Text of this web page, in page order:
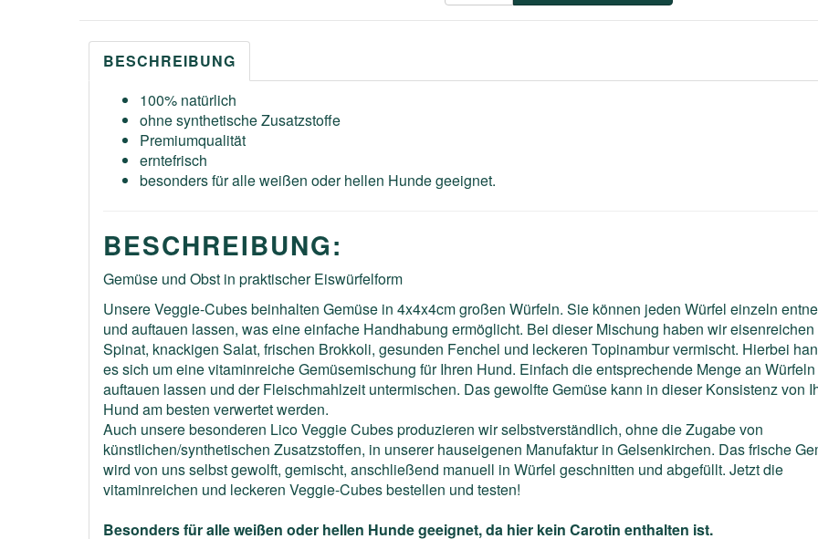
BESCHREIBUNG
100% natürlich
ohne synthetische Zusatzstoffe
Premiumqualität
erntefrisch
besonders für alle weißen oder hellen Hunde geeignet.
BESCHREIBUNG:
Gemüse und Obst in praktischer Eiswürfelform
Unsere Veggie-Cubes beinhalten Gemüse in 4x4x4cm großen Würfeln. Sie können jeden Würfel einzeln
und auftauen lassen, was eine einfache Handhabung ermöglicht. Bei dieser Mischung haben wir eisenreichen
Spinat, knackigen Salat, frischen Brokkoli, gesunden Fenchel und leckeren Topinambur vermischt. Hierbei
es sich um eine vitaminreiche Gemüsemischung für Ihren Hund. Einfach die entsprechende Menge an Würfeln
auftauen lassen und der Fleischmahlzeit untermischen. Das gewolfte Gemüse kann in dieser Konsistenz von
Hund am besten verwertet werden.
Auch unsere besonderen Lico Veggie Cubes produzieren wir selbstverständlich, ohne die Zugabe von
künstlichen/synthetischen Zusatzstoffen, in unserer hauseigenen Manufaktur in Gelsenkirchen. Das frische
wird von uns selbst gewolft, gemischt, anschließend manuell in Würfel geschnitten und abgefüllt. Jetzt die
vitaminreichen und leckeren Veggie-Cubes bestellen und testen!
Besonders für alle weißen oder hellen Hunde geeignet, da hier kein Carotin enthalten ist.